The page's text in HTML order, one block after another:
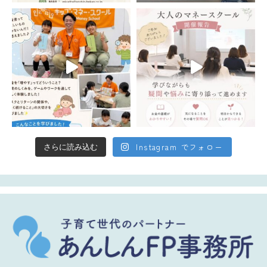
さらに読み込む Instagram でフォロー